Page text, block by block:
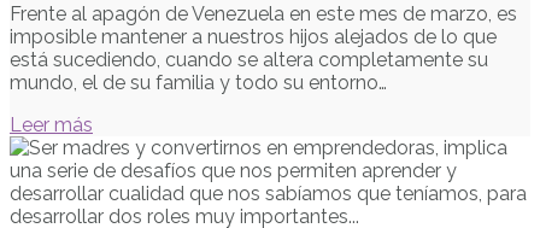
Frente al apagón de Venezuela en este mes de marzo, es
imposible mantener a nuestros hijos alejados de lo que
está sucediendo, cuando se altera completamente su
mundo, el de su familia y todo su entorno…
Leer más